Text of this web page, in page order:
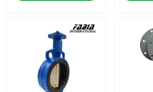
Bitte um ein Angebot
Pneumatisches Kugelventil
Pneumatisches Drosselventil